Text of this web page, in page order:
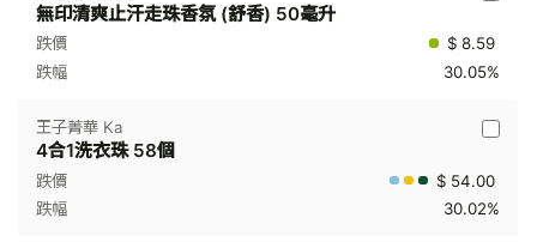
無印清爽止汗走珠香氛 (舒香) 50毫升
$ 8.59
30.05%
王子菁華 Ka
4合1洗衣珠 58個
$ 54.00
30.02%